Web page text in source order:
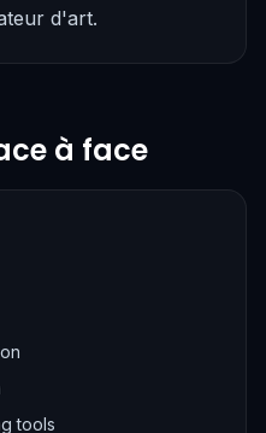
d'art.
à face
tools